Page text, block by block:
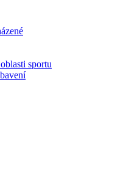
sportu